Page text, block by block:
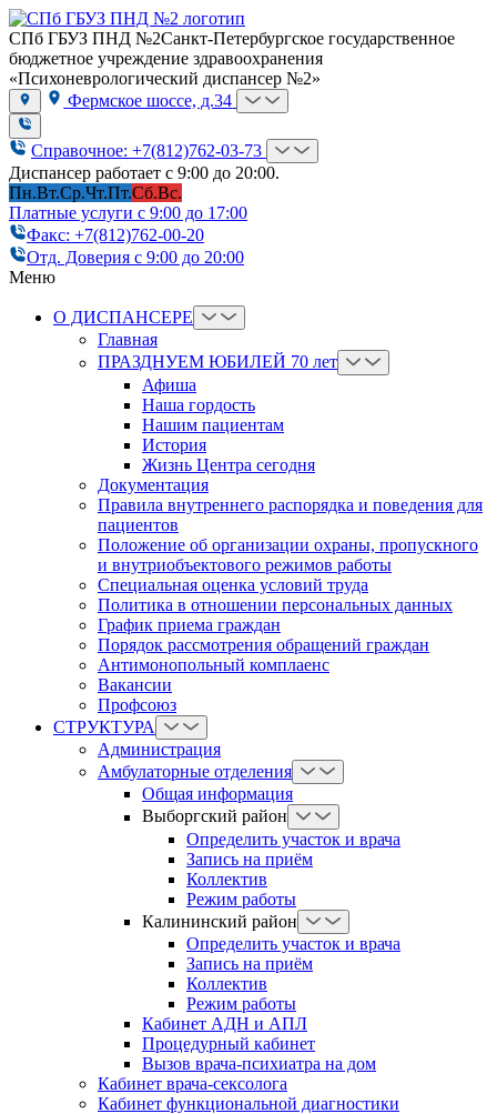
СПб ГБУЗ ПНД №2Санкт-Петербургское государственное
бюджетное учреждение здравоохранения
«Психоневрологический диспансер №2»
Фермское шоссе, д.34
Справочное: +7(812)762-03-73
Диспансер работает с 9:00 до 20:00.
Пн.Вт.Ср.Чт.Пт.Сб.Вс.
Платные услуги с 9:00 до 17:00
Факс: +7(812)762-00-20
Отд. Доверия с 9:00 до 20:00
Меню
О ДИСПАНСЕРЕ
Главная
ПРАЗДНУЕМ ЮБИЛЕЙ 70 лет
Афиша
Наша гордость
Нашим пациентам
История
Жизнь Центра сегодня
Документация
Правила внутреннего распорядка и поведения для
пациентов
Положение об организации охраны, пропускного
и внутриобъектового режимов работы
Cпециальная оценка условий труда
Политика в отношении персональных данных
График приема граждан
Порядок рассмотрения обращений граждан
Антимонопольный комплаенс
Вакансии
Профсоюз
СТРУКТУРА
Администрация
Амбулаторные отделения
Общая информация
Выборгский район
Определить участок и врача
Запись на приём
Коллектив
Режим работы
Калининский район
Определить участок и врача
Запись на приём
Коллектив
Режим работы
Кабинет АДН и АПЛ
Процедурный кабинет
Вызов врача-психиатра на дом
Кабинет врача-сексолога
Кабинет функциональной диагностики